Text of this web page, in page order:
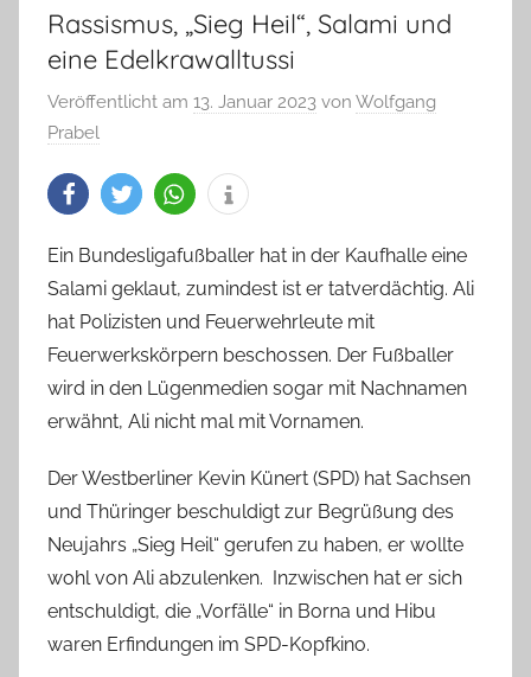
Rassismus, „Sieg Heil“, Salami und
eine Edelkrawalltussi
Veröffentlicht am 13. Januar 2023 von Wolfgang
Prabel
Ein Bundesligafußballer hat in der Kaufhalle eine
Salami geklaut, zumindest ist er tatverdächtig. Ali
hat Polizisten und Feuerwehrleute mit
Feuerwerkskörpern beschossen. Der Fußballer
wird in den Lügenmedien sogar mit Nachnamen
erwähnt, Ali nicht mal mit Vornamen.
Der Westberliner Kevin Künert (SPD) hat Sachsen
und Thüringer beschuldigt zur Begrüßung des
Neujahrs „Sieg Heil“ gerufen zu haben, er wollte
wohl von Ali abzulenken. Inzwischen hat er sich
entschuldigt, die „Vorfälle“ in Borna und Hibu
waren Erfindungen im SPD-Kopfkino.